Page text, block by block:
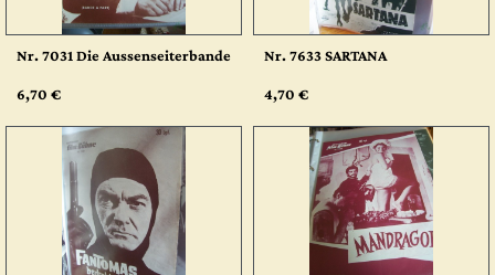
Nr. 7031 Die Aussenseiterbande
6,70 €
Nr. 7633 SARTANA
4,70 €